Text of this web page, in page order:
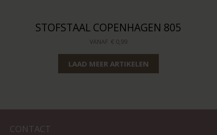
STOFSTAAL COPENHAGEN 805
VANAF € 0,99
LAAD MEER ARTIKELEN
CONTACT